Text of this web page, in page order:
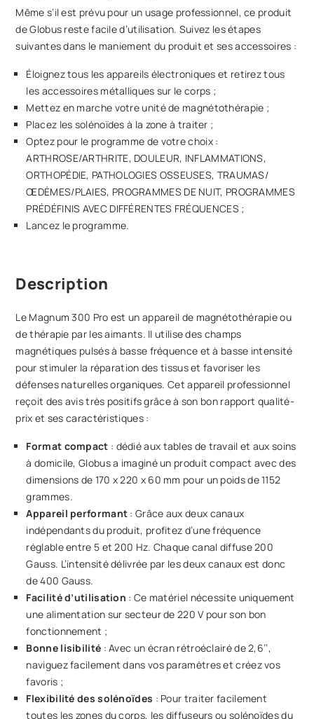
Même s’il est prévu pour un usage professionnel, ce produit
de Globus reste facile d’utilisation. Suivez les étapes
suivantes dans le maniement du produit et ses accessoires :
Éloignez tous les appareils électroniques et retirez tous
les accessoires métalliques sur le corps ;
Mettez en marche votre unité de magnétothérapie ;
Placez les solénoïdes à la zone à traiter ;
Optez pour le programme de votre choix :
ARTHROSE/ARTHRITE, DOULEUR, INFLAMMATIONS,
ORTHOPÉDIE, PATHOLOGIES OSSEUSES, TRAUMAS/
ŒDÈMES/PLAIES, PROGRAMMES DE NUIT, PROGRAMMES
PRÉDÉFINIS AVEC DIFFÉRENTES FRÉQUENCES ;
Lancez le programme.
Description
Le Magnum 300 Pro est un appareil de magnétothérapie ou
de thérapie par les aimants. Il utilise des champs
magnétiques pulsés à basse fréquence et à basse intensité
pour stimuler la réparation des tissus et favoriser les
défenses naturelles organiques. Cet appareil professionnel
reçoit des avis très positifs grâce à son bon rapport qualité-
prix et ses caractéristiques :
Format compact : dédié aux tables de travail et aux soins
à domicile, Globus a imaginé un produit compact avec des
dimensions de 170 x 220 x 60 mm pour un poids de 1152
grammes.
Appareil performant : Grâce aux deux canaux
indépendants du produit, profitez d’une fréquence
réglable entre 5 et 200 Hz. Chaque canal diffuse 200
Gauss. L’intensité délivrée par les deux canaux est donc
de 400 Gauss.
Facilité d’utilisation : Ce matériel nécessite uniquement
une alimentation sur secteur de 220 V pour son bon
fonctionnement ;
Bonne lisibilité : Avec un écran rétroéclairé de 2,6’’,
naviguez facilement dans vos paramètres et créez vos
favoris ;
Flexibilité des solénoïdes : Pour traiter facilement
toutes les zones du corps, les diffuseurs ou solénoïdes du